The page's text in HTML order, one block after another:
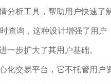
分析工具，帮助用户快速了
查询，这种设计增强了用户
一步扩大了其用户基础。
化交易平台，它不托管用户